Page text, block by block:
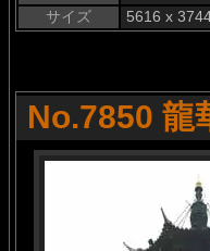
サイズ
5616 x
No.7850